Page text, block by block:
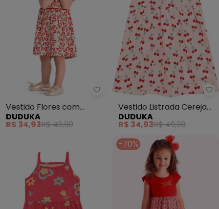
Duduka - Vestido Flores com
Vestido Flores com
Recorte na Cintura
(Vermelho)
DUDUKA
R$ 34,93R$ 49,90
Vestido Listrada Cereja
Manga Copinho
(Vermelho)
DUDUKA
R$ 34,93R$ 49,90
-70%